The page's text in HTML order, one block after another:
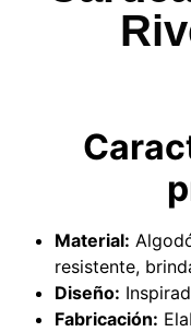
Material:
resistente,
Diseño:
Fabricación: